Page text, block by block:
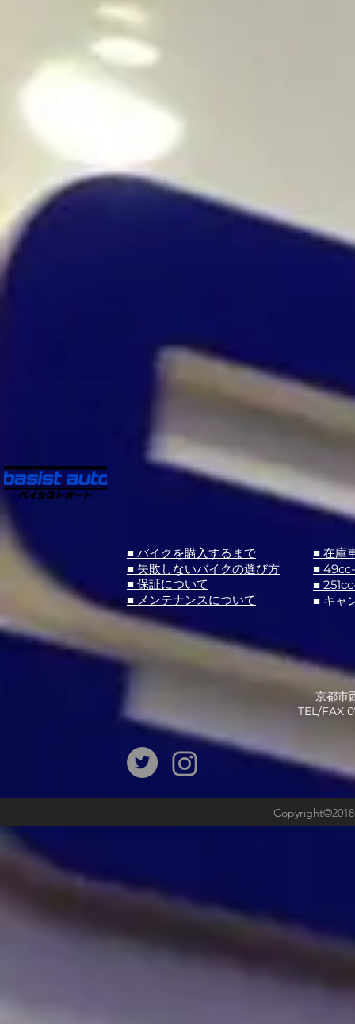
■ バイクを購入するまで
■ 失敗しないバイクの選び方
■ 保証について
■ メンテナンスについて
■ 在庫
■
■
■ キャ
京都市
​TEL/FAX